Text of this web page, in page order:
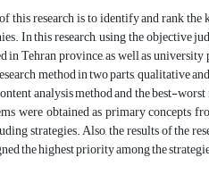
this research is to identify and rank
In this research, using the objective
in Tehran province, as well as
method in two parts, qualitative
analysis method and the best-
were obtained as primary concepts
strategies. Also, the results of the
the highest priority among the